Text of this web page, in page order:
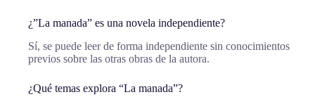
¿”La manada” es una novela independiente?
Sí, se puede leer de forma independiente sin conocimientos
previos sobre las otras obras de la autora.
¿Qué temas explora “La manada”?